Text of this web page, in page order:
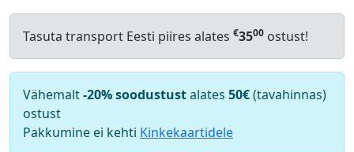
Tasuta transport Eesti piires alates €3500 ostust!
Vähemalt-20% soodustustalates 50€(tavahinnas)
ostust
Pakkumine ei kehti Kinkekaartidele